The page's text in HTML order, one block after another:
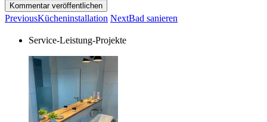
Kommentar veröffentlichen
PreviousKücheninstallation NextBad sanieren
Service-Leistung-Projekte